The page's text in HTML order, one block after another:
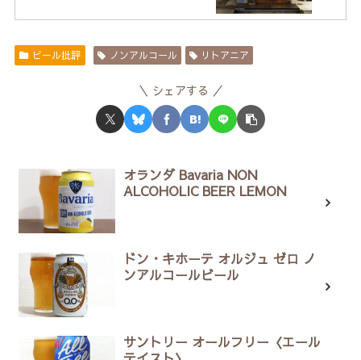
ビール批評 ノンアルコール リトアニア
シェアする
オランダ Bavaria NON
ALCOHOLIC BEER LEMON
ドン・キホーテ オルジュ ゼロ ノ
ンアルコールビール
サントリー オールフリー〈エール